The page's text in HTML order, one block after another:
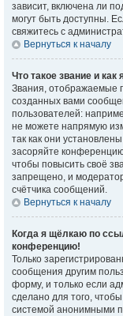
зависит, включена ли
могут быть доступны.
свяжитесь с
Вернуться к началу
Что такое звание и как
Звания, отображаемые
созданных вами
пользователей:
не можете напрямую
так как они
засоряйте
чтобы повысить своё
запрещено, и
счётчика сообщений.
Вернуться к началу
Когда я щёлкаю по
конференцию!
Только
сообщения другим
форму, и только если
сделано для того,
системой анонимными